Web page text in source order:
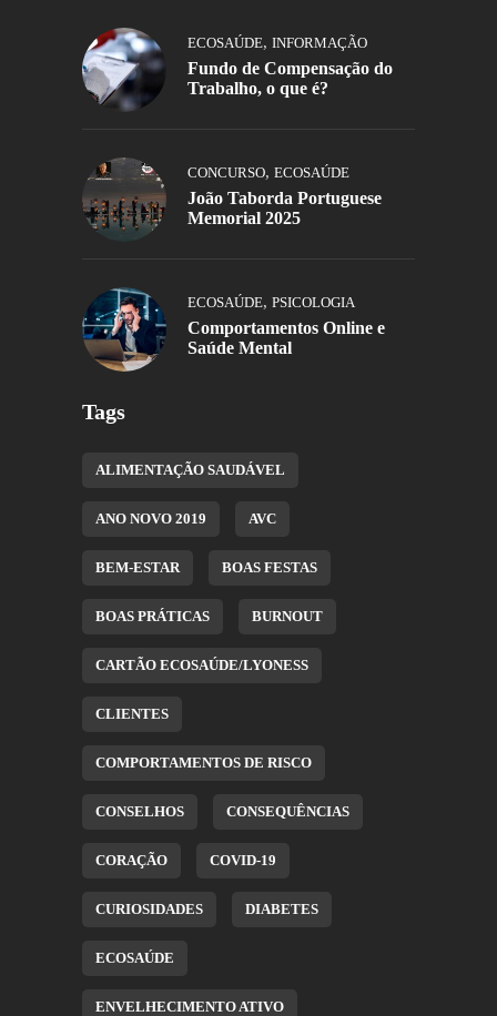
ECOSAÚDE, INFORMAÇÃO
Fundo de Compensação do
Trabalho, o que é?
CONCURSO, ECOSAÚDE
João Taborda Portuguese
Memorial 2025
ECOSAÚDE, PSICOLOGIA
Comportamentos Online e
Saúde Mental
Tags
ALIMENTAÇÃO SAUDÁVEL
ANO NOVO 2019 AVC
BEM-ESTAR BOAS FESTAS
BOAS PRÁTICAS BURNOUT
CARTÃO ECOSAÚDE/LYONESS
CLIENTES
COMPORTAMENTOS DE RISCO
CONSELHOS CONSEQUÊNCIAS
CORAÇÃO COVID-19
CURIOSIDADES DIABETES
ECOSAÚDE
ENVELHECIMENTO ATIVO